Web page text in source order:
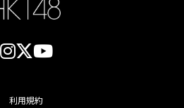
利用規約